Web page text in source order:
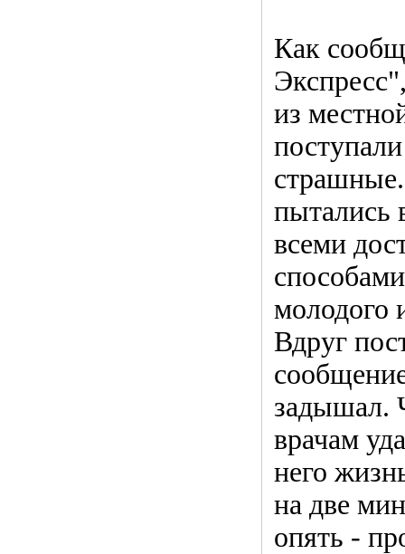
Как
из
пытались
всеми
молодого
Вдруг
задышал.
врачам
него
на две
опять -